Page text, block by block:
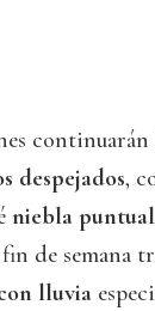
continuarán
despejados,
niebla
de semana
lluvia